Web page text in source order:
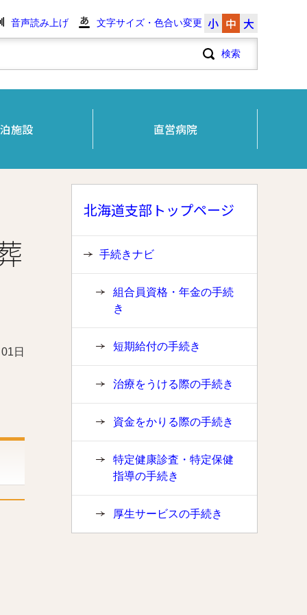
音声読み上げ 文字サイズ・色合い変更 小 中 大
施設 直営病院
日
北海道支部トップページ
手続きナビ
組合員資格・年金の手続
き
短期給付の手続き
治療をうける際の手続き
資金をかりる際の手続き
特定健康診査・特定保健
指導の手続き
厚生サービスの手続き